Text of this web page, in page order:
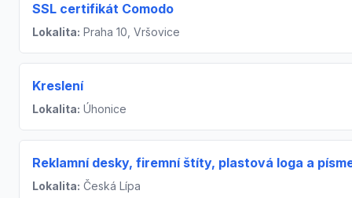
SSL certifikát Comodo
Lokalita: Praha 10, Vršovice
Kreslení
Lokalita: Úhonice
Reklamní desky, firemní štíty, plastová loga a
Lokalita: Česká Lípa